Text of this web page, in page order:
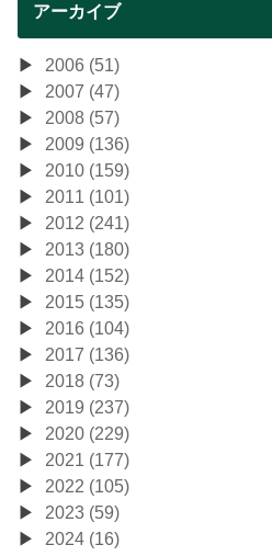
アーカイブ
2006 (51)
2007 (47)
2008 (57)
2009 (136)
2010 (159)
2011 (101)
2012 (241)
2013 (180)
2014 (152)
2015 (135)
2016 (104)
2017 (136)
2018 (73)
2019 (237)
2020 (229)
2021 (177)
2022 (105)
2023 (59)
2024 (16)